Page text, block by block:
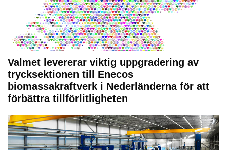
Valmet levererar viktig uppgradering av
trycksektionen till Enecos
biomassakraftverk i Nederländerna för att
förbättra tillförlitligheten